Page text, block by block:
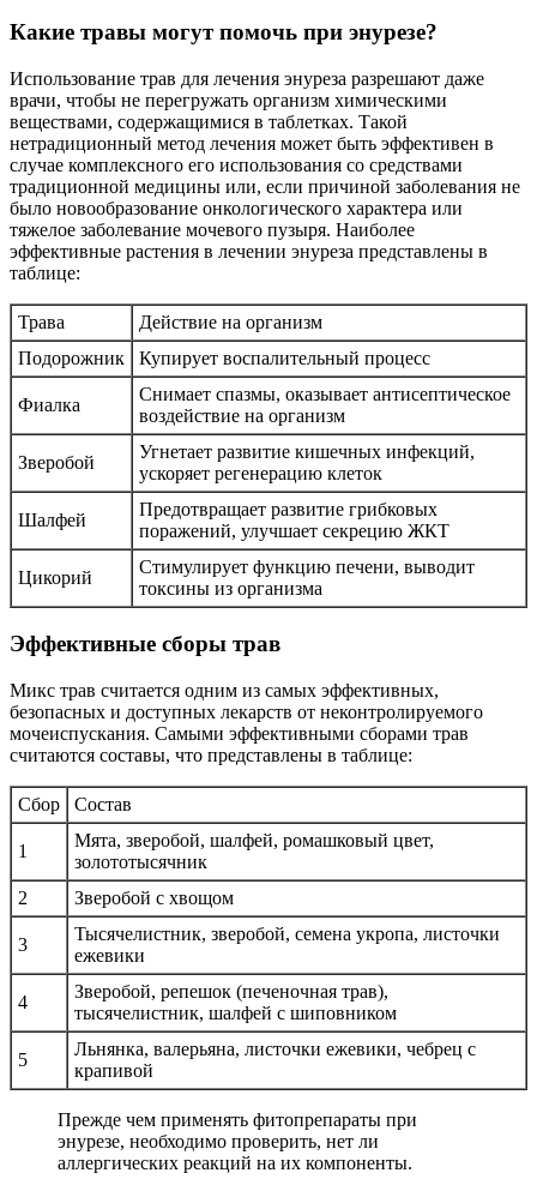
Какие травы могут помочь при энурезе?
Использование трав для лечения энуреза разрешают даже
врачи, чтобы не перегружать организм химическими
веществами, содержащимися в таблетках. Такой
нетрадиционный метод лечения может быть эффективен в
случае комплексного его использования со средствами
традиционной медицины или, если причиной заболевания не
было новообразование онкологического характера или
тяжелое заболевание мочевого пузыря. Наиболее
эффективные растения в лечении энуреза представлены в
таблице:
Трава
Действие на организм
Подорожник
Купирует воспалительный процесс
Фиалка
Снимает спазмы, оказывает антисептическое
воздействие на организм
Зверобой
Угнетает развитие кишечных инфекций,
ускоряет регенерацию клеток
Шалфей
Предотвращает развитие грибковых
поражений, улучшает секрецию ЖКТ
Цикорий
Стимулирует функцию печени, выводит
токсины из организма
Эффективные сборы трав
Микс трав считается одним из самых эффективных,
безопасных и доступных лекарств от неконтролируемого
мочеиспускания. Самыми эффективными сборами трав
считаются составы, что представлены в таблице:
Сбор Состав
1
Мята, зверобой, шалфей, ромашковый цвет,
золототысячник
2
Зверобой с хвощом
3
Тысячелистник, зверобой, семена укропа, листочки
ежевики
4
Зверобой, репешок (печеночная трав),
тысячелистник, шалфей с шиповником
5
Льнянка, валерьяна, листочки ежевики, чебрец с
крапивой
Прежде чем применять фитопрепараты при
энурезе, необходимо проверить, нет ли
аллергических реакций на их компоненты.